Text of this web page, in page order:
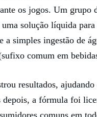
os jogos. Um
solução líquida
a simples ingestão de
comum em
resultados,
a fórmula foi
comuns em